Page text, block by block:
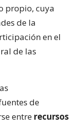
propio, cuya
de la
en el
de las
de
entre recursos